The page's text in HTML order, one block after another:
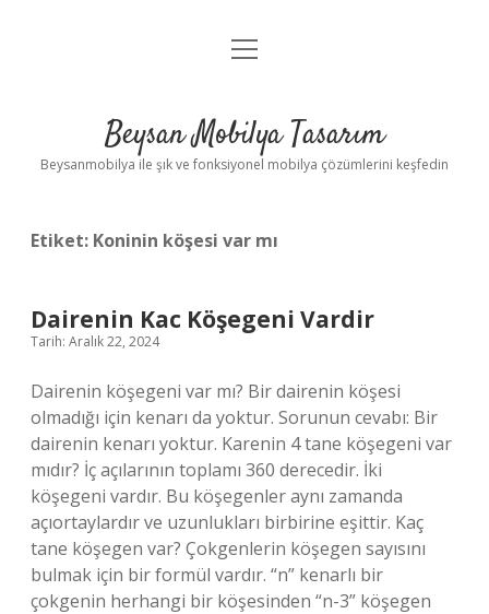
Anasayfa
Yasal Uyarı
menüyü
Beysan Mobilya Tasarım
Beysanmobilya ile şık ve fonksiyonel mobilya çözümlerini keşfedin
Etiket: Koninin köşesi var mı
Dairenin Kac Köşegeni Vardir
Tarih: Aralık 22, 2024
Dairenin köşegeni var mı? Bir dairenin köşesi
olmadığı için kenarı da yoktur. Sorunun cevabı: Bir
dairenin kenarı yoktur. Karenin 4 tane köşegeni var
mıdır? İç açılarının toplamı 360 derecedir. İki
köşegeni vardır. Bu köşegenler aynı zamanda
açıortaylardır ve uzunlukları birbirine eşittir. Kaç
tane köşegen var? Çokgenlerin köşegen sayısını
bulmak için bir formül vardır. “n” kenarlı bir
çokgenin herhangi bir köşesinden “n-3” köşegen